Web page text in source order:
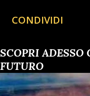
mettiamo nel carrello
e i dieci chili), un po’ di
grammo), e dieci
gettonatissime Pink
pillola). Quest’ultima è
CONDIVIDI
SCOPRI
FUTURO